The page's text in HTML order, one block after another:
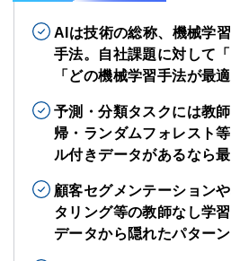
AIは技術の総称、機械学
手法。自社課題に対して
「どの機械学習手法が最
予測・分類タスクには教
帰・ランダムフォレスト
ル付きデータがあるなら
顧客セグメンテーション
タリング等の教師なし学
データから隠れたパター